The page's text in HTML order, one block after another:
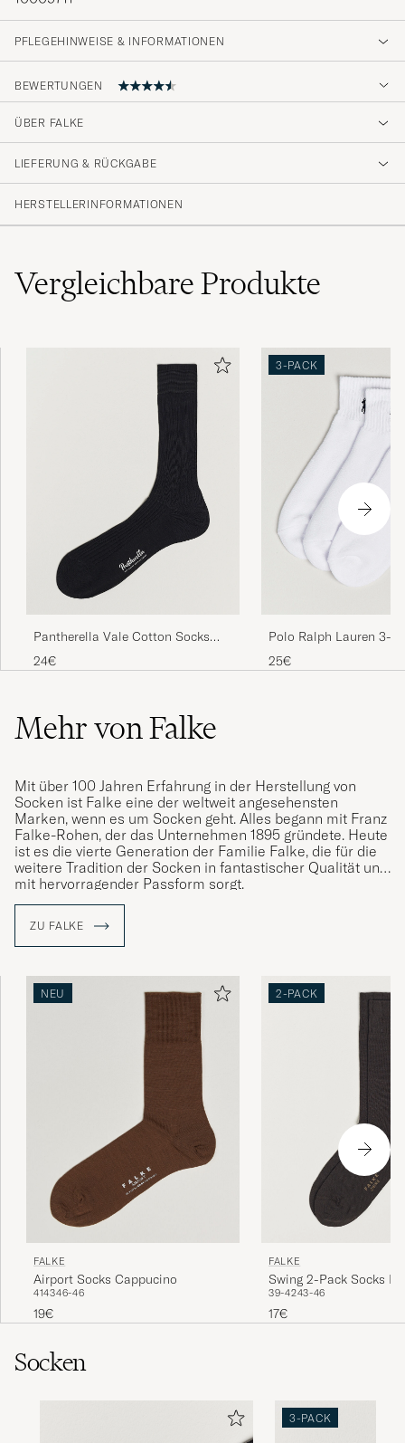
PFLEGEHINWEISE & INFORMATIONEN
BEWERTUNGEN
4.8
(8)
(0)
Strømpene jeg bestilte ble raskt levert i min
postkasse.Grei handel.
GEKAUFT AM AUF CAREOFCARL.NO
Falke - the one and only in socks!
GEKAUFT AM AUF CAREOFCARL.NO
Bekväma men inte slitstarka.
GÖRAN A GEKAUFT AM AUF CAREOFCARL.SE
Oöverträffade långa strumpor, bomull och ull,
perfekta för den kommande kalla säsongen!
JAN Å GEKAUFT AM AUF CAREOFCARL.SE
Laatumerkki, nopea toimitus. Kaikki niin kuin
pitää
JAAKKO K GEKAUFT AM AUF CAREOFCARL.FI
Fin julegave til nevø.
GEKAUFT AM AUF CAREOFCARL.SE
ÜBER FALKE
LIEFERUNG & RÜCKGABE
HERSTELLERINFORMATIONEN
VergleichbareProdukte
Pantherella Vale Cotton Socks
Black
24€
3-PACK
Polo Ralph Lauren 3-
Quarter Socks White
25€
Mehr von Falke
Mit über 100 Jahren Erfahrung in der Herstellung von
Socken ist Falke eine der weltweit angesehensten
Marken, wenn es um Socken geht. Alles begann mit Franz
Falke-Rohen, der das Unternehmen 1895 gründete. Heute
ist es die vierte Generation der Familie Falke, die für die
weitere Tradition der Socken in fantastischer Qualität und
mit hervorragender Passform sorgt.
ZU FALKE
NEU
FALKE
Airport Socks Cappucino
414346-46
19€
2-PACK
FALKE
Swing 2-Pack Socks
39-4243-46
17€
Socken
3-PACK